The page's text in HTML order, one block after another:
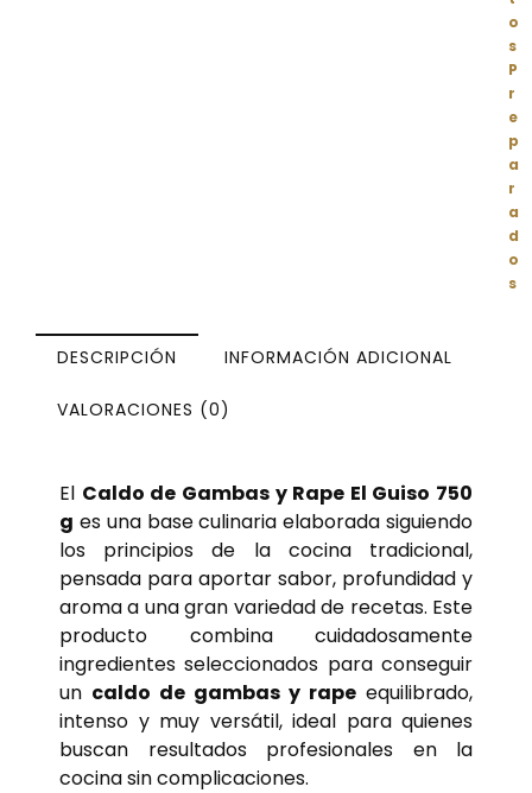
o
s
P
r
e
p
a
r
a
d
o
s
DESCRIPCIÓN INFORMACIÓN ADICIONAL
VALORACIONES (0)
El Caldo de Gambas y Rape El Guiso 750
g es una base culinaria elaborada siguiendo
los principios de la cocina tradicional,
pensada para aportar sabor, profundidad y
aroma a una gran variedad de recetas. Este
producto combina cuidadosamente
ingredientes seleccionados para conseguir
un caldo de gambas y rape equilibrado,
intenso y muy versátil, ideal para quienes
buscan resultados profesionales en la
cocina sin complicaciones.